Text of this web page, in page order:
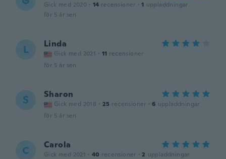
Gick med 2020 · 14 recensioner · 1 uppladdningar
för 5 år sen
L Linda
Gick med 2021 · 11 recensioner
för 5 år sen
S Sharon
Gick med 2018 · 25 recensioner · 6 uppladdningar
för 5 år sen
C Carola
Gick med 2021 · 40 recensioner · 2 uppladdningar